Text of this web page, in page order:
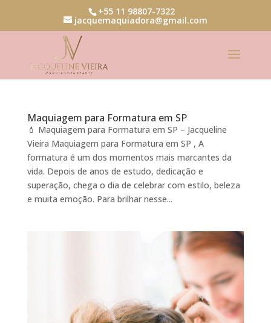
+55 11 98807-7322
jacquemaquiadora@gmail.com
Maquiagem para Formatura em SP
💄 Maquiagem para Formatura em SP – Jacqueline
Vieira Maquiagem para Formatura em SP , A
formatura é um dos momentos mais marcantes da
vida. Depois de anos de estudo, dedicação e
superação, chega o dia de celebrar com estilo, beleza
e muita emoção. Para brilhar nesse...